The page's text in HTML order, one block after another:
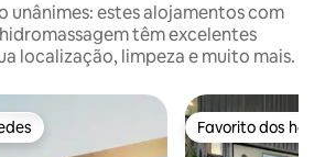
unânimes: estes alojamentos com
têm excelentes
localização, limpeza e muito mais.
Favorito dos
Favorito dos